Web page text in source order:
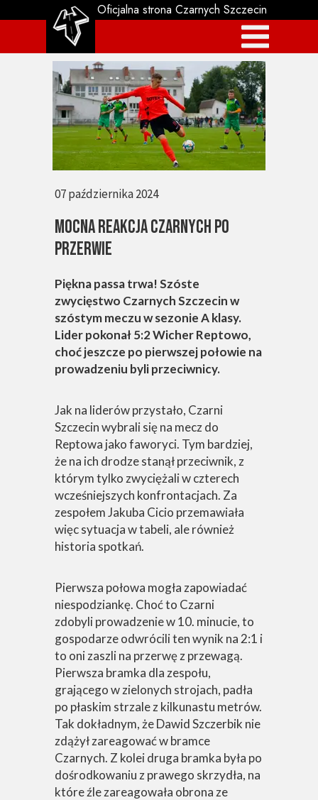
Piękna passa trwa! Szóste
zwycięstwo Czarnych Szczecin w
szóstym meczu w sezonie A klasy.
Lider pokonał 5:2 Wicher Reptowo,
choć jeszcze po pierwszej połowie na
prowadzeniu byli przeciwnicy.
Jak na liderów przystało, Czarni
Szczecin wybrali się na mecz do
Reptowa jako faworyci. Tym bardziej,
że na ich drodze stanął przeciwnik, z
którym tylko zwyciężali w czterech
wcześniejszych konfrontacjach. Za
zespołem Jakuba Cicio przemawiała
więc sytuacja w tabeli, ale również
historia spotkań.
Pierwsza połowa mogła zapowiadać
niespodziankę. Choć to Czarni
zdobyli prowadzenie w 10. minucie, to
gospodarze odwrócili ten wynik na 2:1 i
to oni zaszli na przerwę z przewagą.
Pierwsza bramka dla zespołu,
grającego w zielonych strojach, padła
po płaskim strzale z kilkunastu metrów.
Tak dokładnym, że Dawid Szczerbik nie
zdążył zareagować w bramce
Czarnych. Z kolei druga bramka była po
dośrodkowaniu z prawego skrzydła, na
które źle zareagowała obrona ze
MOCNA REAKCJA CZARNYCH PO
PRZERWIE
07 października 2024
Oficjalna strona Czarnych Szczecin